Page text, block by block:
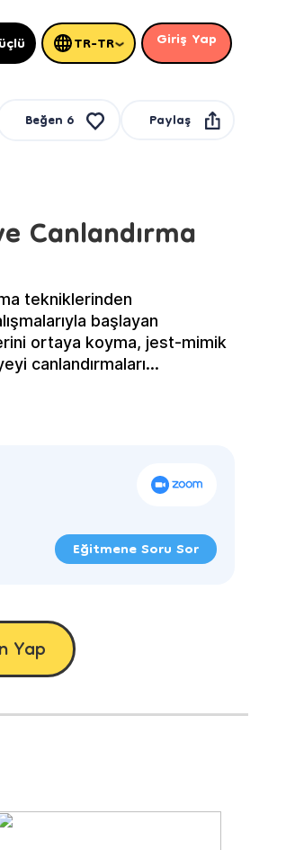
TR-TR Giriş Yap
Beğen6
Paylaş
Canlandırma
tekniklerinden
başlayan
ortaya koyma, jest-mimik
canlandırmaları
Eğitmene Soru Sor
Yap